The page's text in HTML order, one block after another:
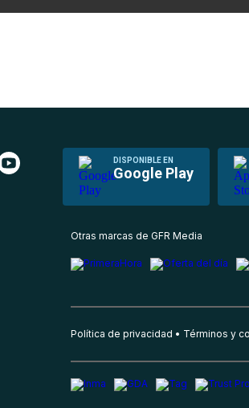
DISPONIBLE EN
Google Play
Otras marcas de GFR Media
Política de privacidad Términos y